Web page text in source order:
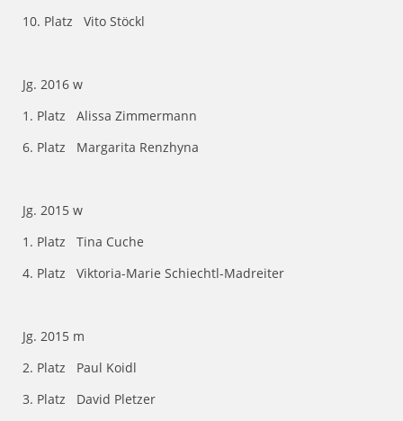
10. Platz Vito Stöckl
Jg. 2016 w
1. Platz Alissa Zimmermann
6. Platz Margarita Renzhyna
Jg. 2015 w
1. Platz Tina Cuche
4. Platz Viktoria-Marie Schiechtl-Madreiter
Jg. 2015 m
2. Platz Paul Koidl
3. Platz David Pletzer